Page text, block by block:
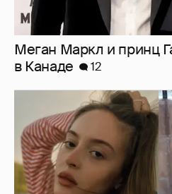
Меган Маркл и принц
в Канаде
12